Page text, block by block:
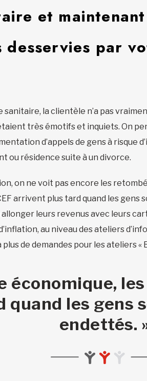
et
desservies par
la clientèle n’a pas
très émotifs et inquiets. On
d’appels de gens à risque
ou résidence suite à un divorce.
on ne voit pas encore les
arrivent plus tard quand les gens
leurs revenus avec leurs
au niveau des ateliers
plus de demandes pour les ateliers «
économique,
les gens
endettés.